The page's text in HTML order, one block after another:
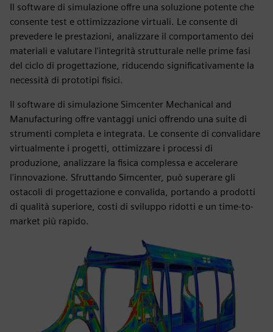
Il software di simulazione offre una soluzione potente che
consente test e ottimizzazione virtuali. Le consente di
prevedere le prestazioni, analizzare il comportamento dei
materiali e valutare l'integrità strutturale nelle prime fasi
del ciclo di progettazione, riducendo significativamente la
necessità di prototipi fisici.
Il software di simulazione Simcenter Mechanical and
Manufacturing offre vantaggi unici offrendo una suite di
strumenti completa e integrata. Le consente di convalidare
virtualmente i progetti, ottimizzare i processi di
produzione, analizzare la fisica complessa e accelerare
l'innovazione. Sfruttando Simcenter, può superare gli
ostacoli di progettazione e convalida, portando a prodotti
di qualità superiore, costi di sviluppo ridotti e un time-to-
market più rapido.